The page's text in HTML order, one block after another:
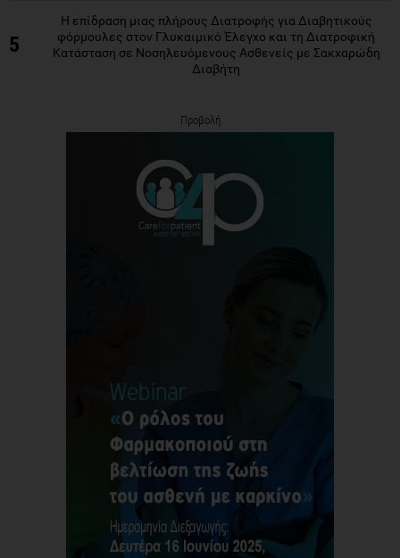
5
Η επίδραση μιας πλήρους Διατροφής για Διαβητικούς
φόρμουλες στον Γλυκαιμικό Έλεγχο και τη Διατροφική
Κατάσταση σε Νοσηλευόμενους Ασθενείς με Σακχαρώδη
Διαβήτη
Προβολή